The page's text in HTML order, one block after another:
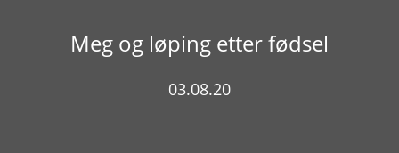
Meg og løping etter fødsel
03.08.20